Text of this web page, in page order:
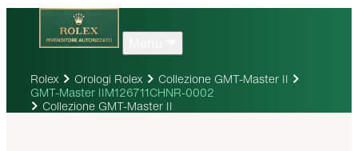
Rolex Orologi Rolex
Collezione GMT-Master II
GMT-Master IIM126711CHNR-0002
Collezione GMT-Master II